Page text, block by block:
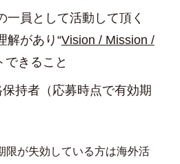
一員として活動して頂く
解があり“Vision / Mission /
できること
持者（応募時点で有効期
が失効している方は海外活